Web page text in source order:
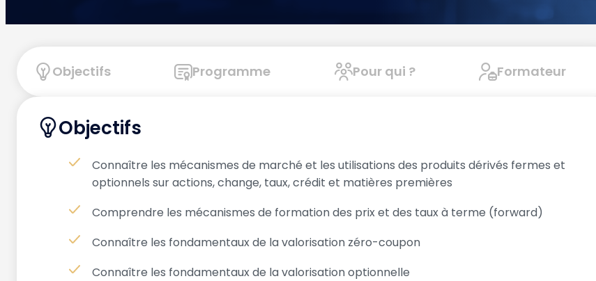
Objectifs Programme Pour qui ? Formateur
Objectifs
Connaître les mécanismes de marché et les utilisations des produits dérivés fermes et
optionnels sur actions, change, taux, crédit et matières premières
Comprendre les mécanismes de formation des prix et des taux à terme (forward)
Connaître les fondamentaux de la valorisation zéro-coupon
Connaître les fondamentaux de la valorisation optionnelle